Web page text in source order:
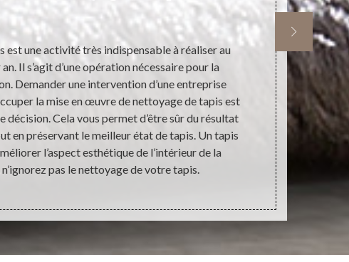
est une activité très indispensable à réaliser au
Il s’agit d’une opération nécessaire pour la
Demander une intervention d’une entreprise
la mise en œuvre de nettoyage de tapis est
décision. Cela vous permet d’être sûr du résultat
en préservant le meilleur état de tapis. Un tapis
l’aspect esthétique de l’intérieur de la
pas le nettoyage de votre tapis.
Les travaux
l'intérieur
tapis. Il
faut
réaliser.
Tapis